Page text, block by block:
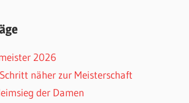
2026
näher zur Meisterschaft
der Damen